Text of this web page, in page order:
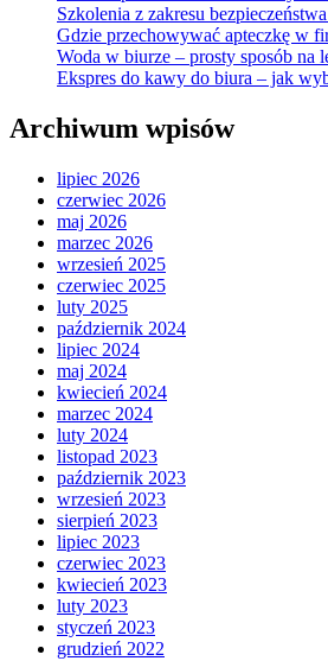
Szkolenia z zakresu
Gdzie przechowywać apteczkę w
Woda w biurze – prosty sposób na
Ekspres do kawy do biura – jak
Archiwum wpisów
lipiec 2026
czerwiec 2026
maj 2026
marzec 2026
wrzesień 2025
czerwiec 2025
luty 2025
październik 2024
lipiec 2024
maj 2024
kwiecień 2024
marzec 2024
luty 2024
listopad 2023
październik 2023
wrzesień 2023
sierpień 2023
lipiec 2023
czerwiec 2023
kwiecień 2023
luty 2023
styczeń 2023
grudzień 2022